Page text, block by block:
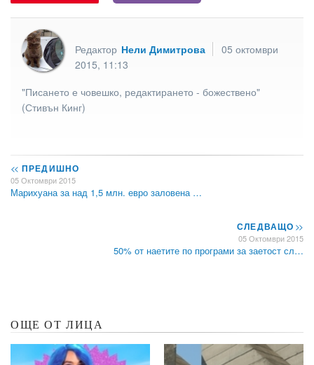
Редактор Нели Димитрова
05 октомври
2015, 11:13
"Писането е човешко, редактирането - божествено"
(Стивън Кинг)
<< ПРЕДИШНО
05 Октомври 2015
Марихуана за над 1,5 млн. евро заловена …
СЛЕДВАЩО>>
05 Октомври 2015
50% от наетите по програми за заетост сл…
ОЩЕ ОТ ЛИЦА